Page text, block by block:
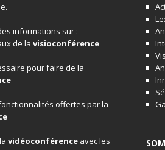
.
informations sur :
de la visioconférence
pour faire de la
offertes par la
vidéoconférence avec les